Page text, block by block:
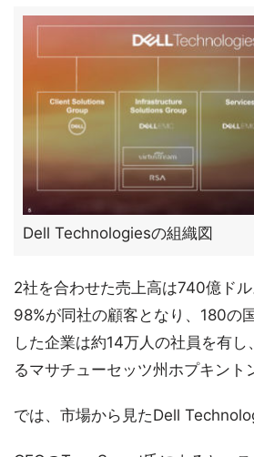
Dell Technologiesの組織図
2社を合わせた売上高は740億ド
98%が同社の顧客となり、180の
した企業は約14万人の社員を有し
るマサチューセッツ州ホプキント
では、市場から見たDell